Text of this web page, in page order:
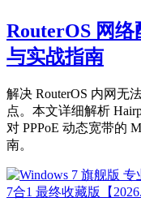
RouterOS 网
与实战指南
解决 RouterOS 内网无
点。本文详细解析
对 PPPoE 动态宽带的
南。